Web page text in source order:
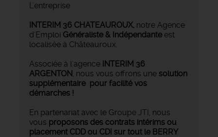
L'entreprise
INTERIM 36 CHATEAUROUX, notre Agence
d'Emploi Généraliste & Indépendante est
localisée à Châteauroux.
Associée à l'agence INTERIM 36
ARGENTON, nous vous offrons une solution
supplémentaire pour facilité vos
démarches !
En partenariat avec le Groupe JTI, nous
vous proposons des contrats intérims ou
placement CDD ou CDI sur tout le BERRY